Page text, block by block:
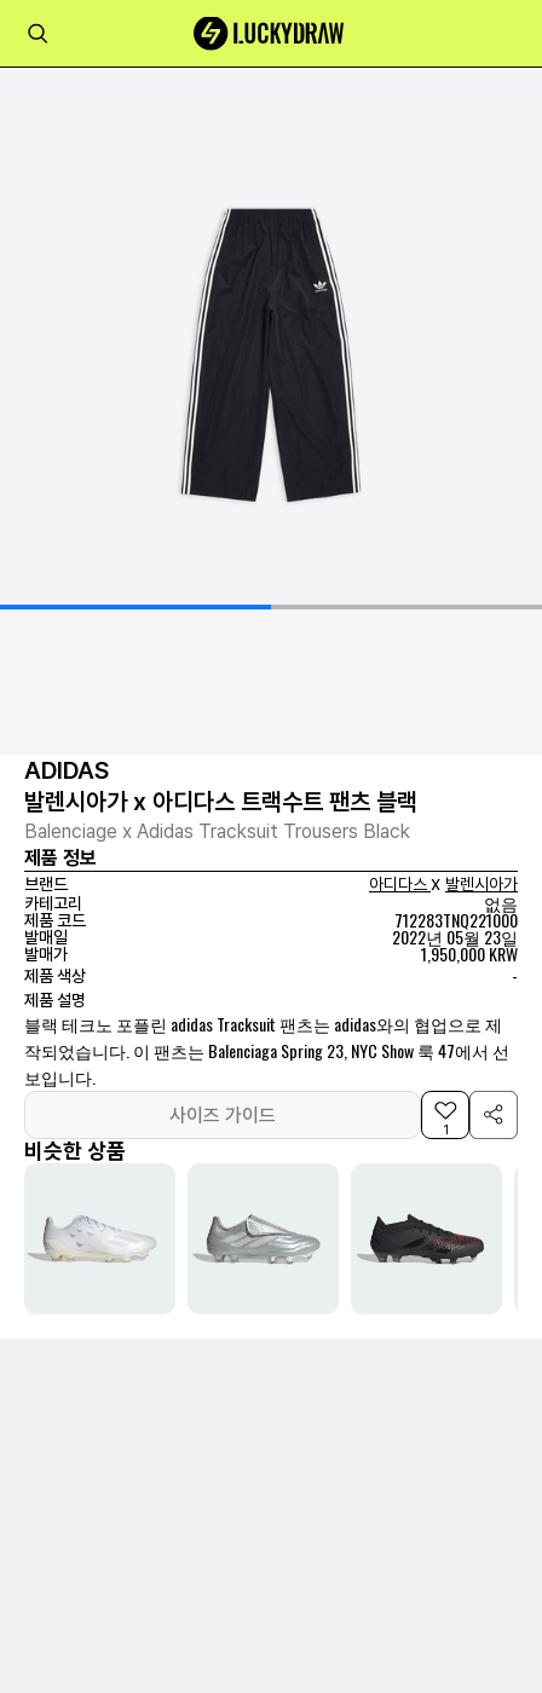
ADIDAS
발렌시아가 x 아디다스 트랙수트 팬츠 블랙
Balenciage x Adidas Tracksuit Trousers Black
제품 정보
브랜드 아디다스x 발렌시아가
카테고리
없음
제품 코드 712283TNQ221000
발매일 2022년 05월 23일
발매가 1,950,000 KRW
제품 색상 -
제품 설명
블랙 테크노 포플린 adidas Tracksuit 팬츠는 adidas와의 협업으로 제
작되었습니다. 이 팬츠는 Balenciaga Spring 23, NYC Show 룩 47에서 선
보입니다.
사이즈 가이드
1
비슷한 상품